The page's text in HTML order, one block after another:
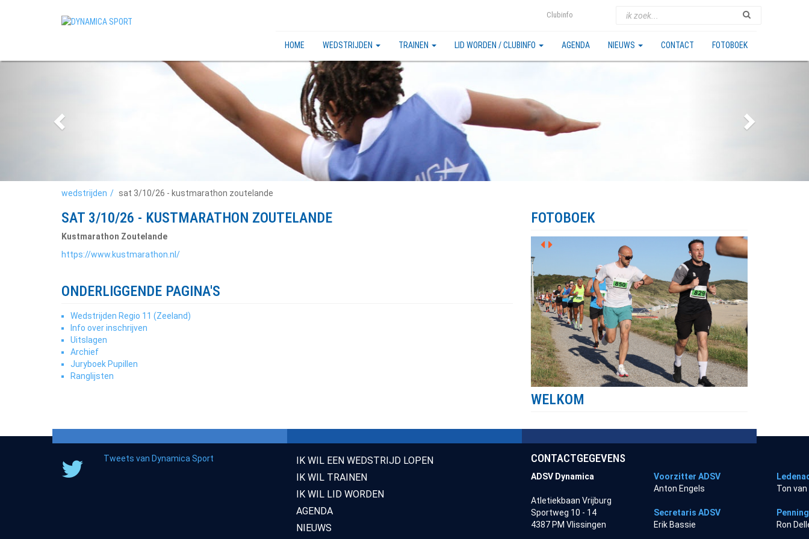
Clubinfo
HOME WEDSTRIJDEN TRAINEN LID WORDEN / CLUBINFO AGENDA NIEUWS CONTACT FOTOBOEK
wedstrijden sat 3/10/26 - kustmarathon zoutelande
SAT 3/10/26 - KUSTMARATHON ZOUTELANDE
Kustmarathon Zoutelande
https://www.kustmarathon.nl/
ONDERLIGGENDE PAGINA'S
Wedstrijden Regio 11 (Zeeland)
Info over inschrijven
Uitslagen
Archief
Juryboek Pupillen
Ranglijsten
FOTOBOEK
WELKOM
Tweets van Dynamica Sport
IK WIL EEN WEDSTRIJD LOPEN
IK WIL TRAINEN
IK WIL LID WORDEN
AGENDA
NIEUWS
CONTACTGEGEVENS
ADSV Dynamica Voorzitter ADSV
Anton Engels
Ton
Atletiekbaan Vrijburg
Sportweg 10 - 14
Secretaris ADSV
4387 PM Vlissingen
Erik Bassie Ron